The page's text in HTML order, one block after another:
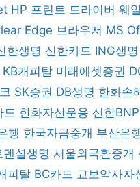
HP 프린트 드라이버 웨
Edge 브라우저 MS
한생명 신한카드 ING생명
KB캐피탈 미래에셋증권
SK증권 DB생명 한화손
드 한화자산운용 신한
행 한국자금중개 부산은
덴셜생명 서울외국환중개
피탈 BC카드 교보악사자